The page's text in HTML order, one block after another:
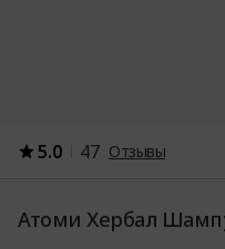
5.0 47 Отзывы
Атоми Хербал